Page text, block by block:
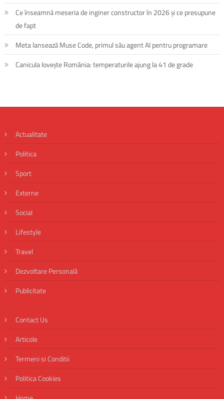
Ce înseamnă meseria de inginer constructor în 2026 și ce presupune
de fapt
Meta lansează Muse Code, primul său agent AI pentru programare
Canicula lovește România: temperaturile ajung la 41 de grade
Actualitate
Politica
Sport
Externe
Social
Lifestyle
Travel
Dezvoltare Personală
Publicitate
Contact Us
Articole
Termeni si Conditii
Politica Cookies